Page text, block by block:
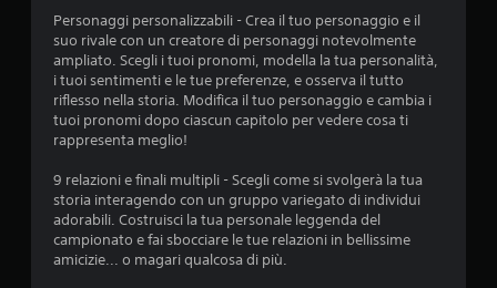
Personaggi personalizzabili - Crea il tuo personaggio e il
suo rivale con un creatore di personaggi notevolmente
ampliato. Scegli i tuoi pronomi, modella la tua personalità,
i tuoi sentimenti e le tue preferenze, e osserva il tutto
riflesso nella storia. Modifica il tuo personaggio e cambia i
tuoi pronomi dopo ciascun capitolo per vedere cosa ti
rappresenta meglio!
9 relazioni e finali multipli - Scegli come si svolgerà la tua
storia interagendo con un gruppo variegato di individui
adorabili. Costruisci la tua personale leggenda del
campionato e fai sbocciare le tue relazioni in bellissime
amicizie... o magari qualcosa di più.